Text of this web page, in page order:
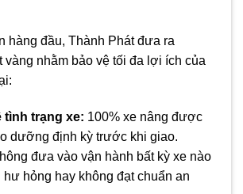
hàng đầu, Thành Phát đưa ra
vàng nhằm bảo vệ tối đa lợi ích của
tình trạng xe: 100% xe nâng được
dưỡng định kỳ trước khi giao.
đưa vào vận hành bất kỳ xe nào
hư hỏng hay không đạt chuẩn an